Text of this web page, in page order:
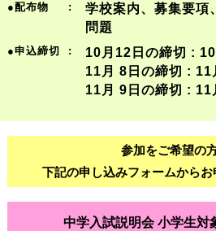
●配布物 :
学校案内、募集要項
問題
●申込締切 :
10月12日の締切 : 10
11月 8日の締切 : 11
11月 9日の締切 : 11
参加をご希望の方
下記の申し込みフォームからお
中学入試説明会 小学生対